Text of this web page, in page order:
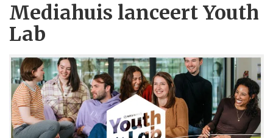
Mediahuis lanceert Youth
Lab